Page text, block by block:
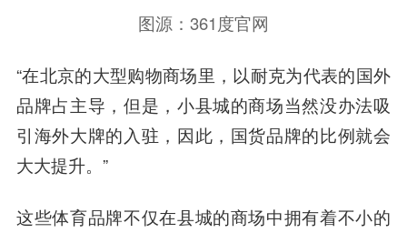
图源：361度官网
“在北京的大型购物商场里，以耐克为代表的国外
品牌占主导，但是，小县城的商场当然没办法吸
引海外大牌的入驻，因此，国货品牌的比例就会
大大提升。”
这些体育品牌不仅在县城的商场中拥有着不小的